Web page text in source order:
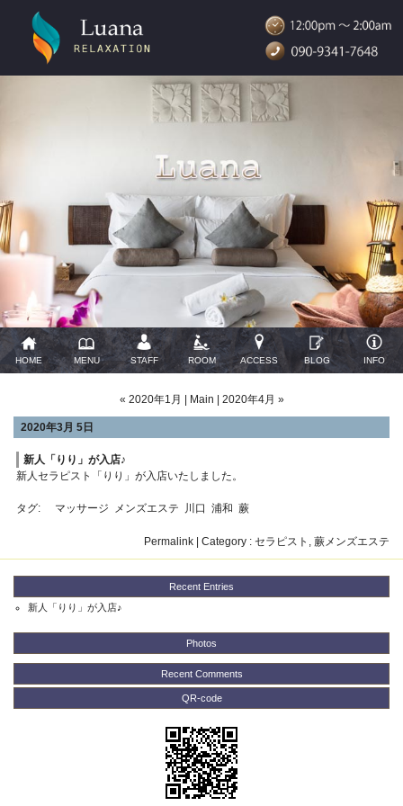
HOME MENU STAFF ROOM ACCESS BLOG INFO
« 2020年1月 Main 2020年4月 »
2020年3月 5日
新人「りり」が入店♪
新人セラピスト「りり」が入店いたしました。
タグ: マッサージ メンズエステ 川口 浦和 蕨
Permalink | Category : セラピスト , 蕨メンズエステ
Recent Entries
新人「りり」が入店♪
Photos
Recent Comments
QR-code